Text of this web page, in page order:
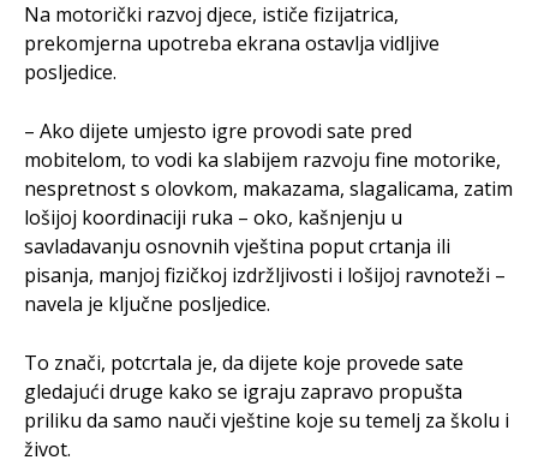
Na motorički razvoj djece, ističe fizijatrica,
prekomjerna upotreba ekrana ostavlja vidljive
posljedice.
– Ako dijete umjesto igre provodi sate pred
mobitelom, to vodi ka slabijem razvoju fine motorike,
nespretnost s olovkom, makazama, slagalicama, zatim
lošijoj koordinaciji ruka – oko, kašnjenju u
savladavanju osnovnih vještina poput crtanja ili
pisanja, manjoj fizičkoj izdržljivosti i lošijoj ravnoteži –
navela je ključne posljedice.
To znači, potcrtala je, da dijete koje provede sate
gledajući druge kako se igraju zapravo propušta
priliku da samo nauči vještine koje su temelj za školu i
život.